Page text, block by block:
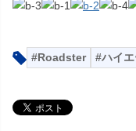
Roadster ハイ